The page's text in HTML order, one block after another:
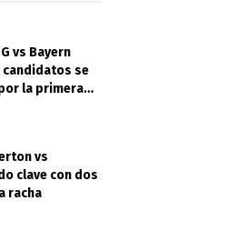
vs Bayern
candidatos se
la primera
vs
clave con dos
racha